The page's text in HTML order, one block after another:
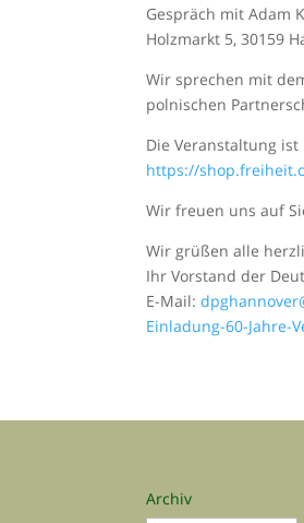
Gespräch mit Adam
Holzmarkt 5, 30159
Wir sprechen mit
polnischen
Die Veranstaltung
https://
Wir freuen uns auf
Wir grüßen alle
Ihr Vorstand der
E-Mail:
Einladung-60-Jahre-
Archiv